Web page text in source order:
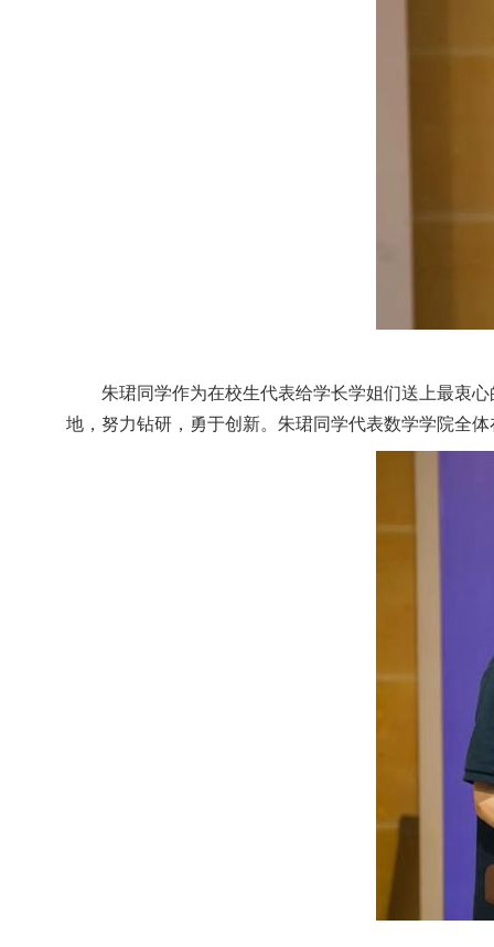
朱珺同学作为在校生代表给学长学姐们送上最衷
地，努力钻研，勇于创新。朱珺同学代表数学学院全体